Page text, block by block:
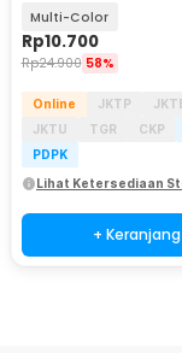
Multi-Color
Rp10.700
Rp24.900 58%
Online JKTP
JKTU
TGR CKP
PDPK
Lihat Ketersediaan
+ Keranjang